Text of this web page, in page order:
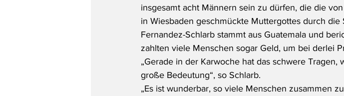
insgesamt acht Männern sein zu dürfen, die die
in Wiesbaden geschmückte Muttergottes durch
Fernandez-Schlarb stammt aus Guatemala und
zahlten viele Menschen sogar Geld, um bei derlei
„Gerade in der Karwoche hat das schwere Tragen,
große Bedeutung“, so Schlarb.
„Es ist wunderbar, so viele Menschen zusammen